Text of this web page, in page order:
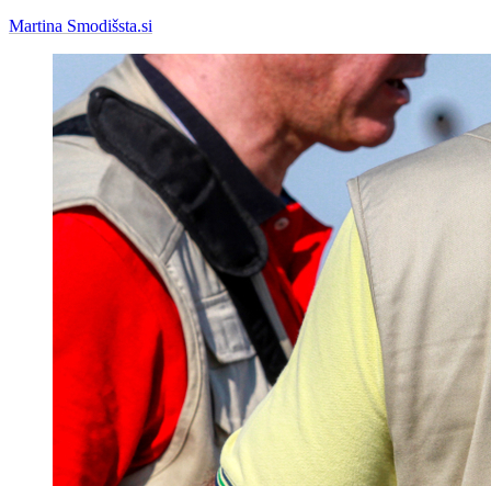
Martina Smodišsta.si